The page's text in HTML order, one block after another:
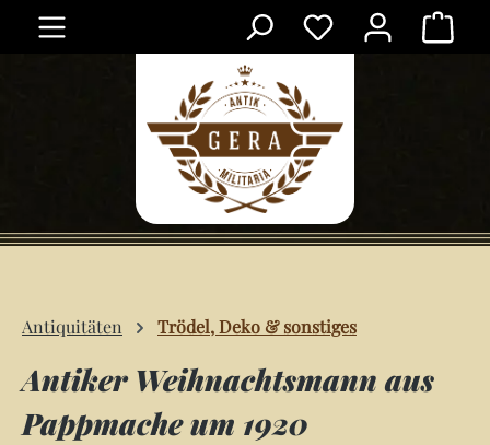
Zum Hauptinhalt springen
Antiquitäten Trödel, Deko & sonstiges
Antiker Weihnachtsmann aus
Pappmache um 1920